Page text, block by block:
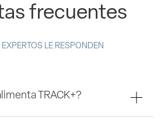
frecuentes
LE RESPONDEN
TRACK+?